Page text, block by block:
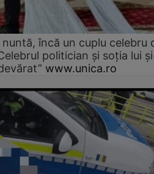
încă un cuplu celebru
politician și soția lui
www.unica.ro